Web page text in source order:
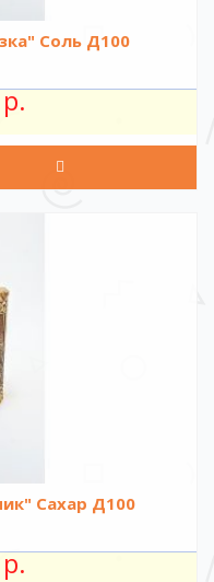
Соль Д100
Сахар Д100